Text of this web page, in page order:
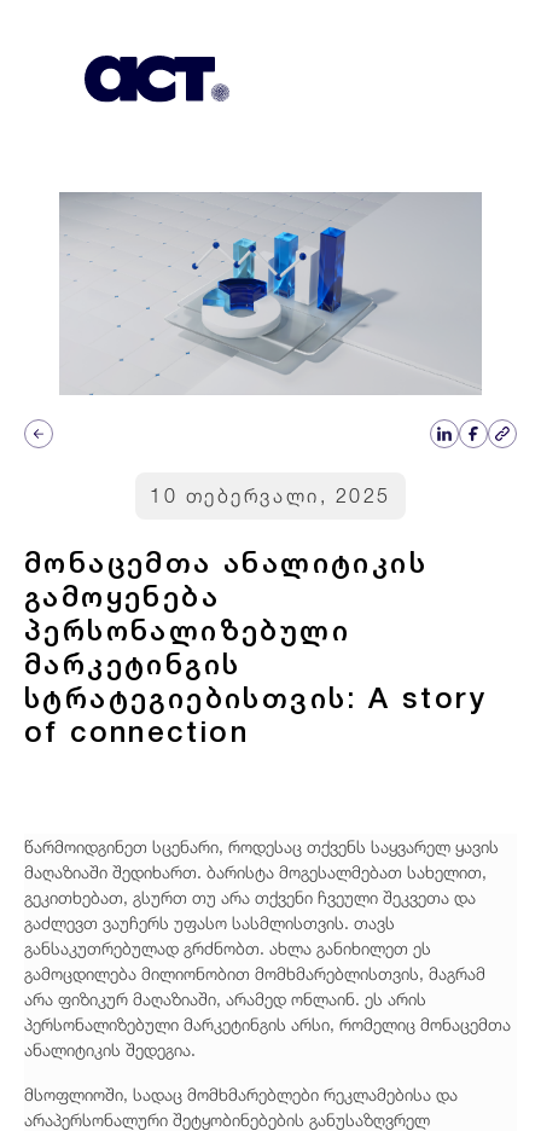
10 თებერვალი, 2025
მონაცემთა ანალიტიკის
გამოყენება
პერსონალიზებული
მარკეტინგის
სტრატეგიებისთვის: A story
of connection
წარმოიდგინეთ სცენარი, როდესაც თქვენს საყვარელ ყავის
მაღაზიაში შედიხართ. ბარისტა მოგესალმებათ სახელით,
გეკითხებათ, გსურთ თუ არა თქვენი ჩვეული შეკვეთა და
გაძლევთ ვაუჩერს უფასო სასმლისთვის. თავს
განსაკუთრებულად გრძნობთ. ახლა განიხილეთ ეს
გამოცდილება მილიონობით მომხმარებლისთვის, მაგრამ
არა ფიზიკურ მაღაზიაში, არამედ ონლაინ. ეს არის
პერსონალიზებული მარკეტინგის არსი, რომელიც მონაცემთა
ანალიტიკის შედეგია.
მსოფლიოში, სადაც მომხმარებლები რეკლამებისა და
არაპერსონალური შეტყობინებების განუსაზღვრელ